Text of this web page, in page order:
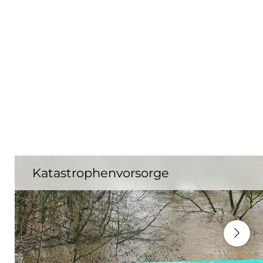
Katastrophenvorsorge